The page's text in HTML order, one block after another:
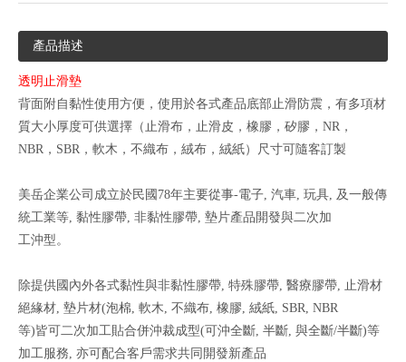
產品描述
透明止滑墊
背面附自黏性使用方便，使用於各式產品底部止滑防震，有多項材
質大小厚度可供選擇（止滑布，止滑皮，橡膠，矽膠，NR，
NBR，SBR，軟木，不織布，絨布，絨紙）尺寸可隨客訂製
美岳企業公司成立於民國78年主要從事-電子, 汽車, 玩具, 及一般傳
統工業等, 黏性膠帶, 非黏性膠帶, 墊片產品開發與二次加
工沖型。
除提供國內外各式黏性與非黏性膠帶, 特殊膠帶, 醫療膠帶, 止滑材
絕緣材, 墊片材(泡棉, 軟木, 不織布, 橡膠, 絨紙, SBR, NBR
等)皆可二次加工貼合併沖裁成型(可沖全斷, 半斷, 與全斷/半斷)等
加工服務, 亦可配合客戶需求共同開發新產品